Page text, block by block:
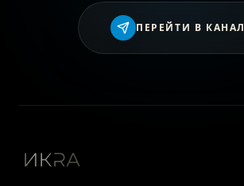
ПЕРЕЙТИ В КАНАЛ